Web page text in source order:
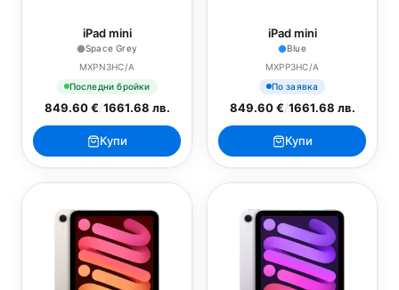
iPad mini
Space Grey
MXPN3HC/A
Последни бройки
849.60 €/1661.68 лв.
Купи
iPad mini
Blue
MXPP3HC/A
По заявка
849.60 €/1661.68 лв.
Купи